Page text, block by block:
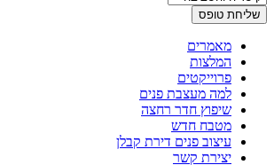
שליחת טופס
מאמרים
המלצות
פרוייקטים
למה מעצבת פנים
שיפוץ חדר רחצה
מטבח חדש
עיצוב פנים דירת קבלן
יצירת קשר